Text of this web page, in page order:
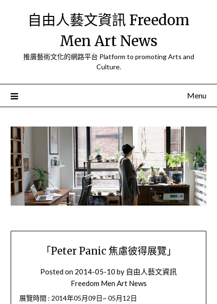
自由人藝文資訊 Freedom
Men Art News
推廣藝術文化的網路平台 Platform to promoting Arts and
Culture.
Menu
「Peter Panic 焦慮彼得展覽」
Posted on 2014-05-10 by 自由人藝文資訊
Freedom Men Art News
展覽時間 : 2014年05月09日~ 05月12日